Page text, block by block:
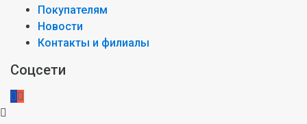
Покупателям
Новости
Контакты и филиалы
Соцсети